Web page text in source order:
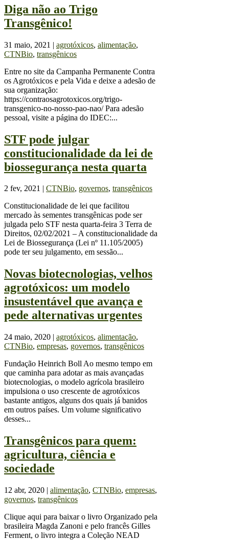
Diga não ao Trigo
Transgênico!
31 maio, 2021 | agrotóxicos, alimentação,
CTNBio, transgênicos
Entre no site da Campanha Permanente Contra
os Agrotóxicos e pela Vida e deixe a adesão de
sua organização:
https://contraosagrotoxicos.org/trigo-
transgenico-no-nosso-pao-nao/ Para adesão
pessoal, visite a página do IDEC:...
STF pode julgar
constitucionalidade da lei de
biossegurança nesta quarta
2 fev, 2021 | CTNBio, governos, transgênicos
Constitucionalidade de lei que facilitou
mercado às sementes transgênicas pode ser
julgada pelo STF nesta quarta-feira 3 Terra de
Direitos, 02/02/2021 – A constitucionalidade da
Lei de Biossegurança (Lei nº 11.105/2005)
pode ter seu julgamento, em sessão...
Novas biotecnologias, velhos
agrotóxicos: um modelo
insustentável que avança e
pede alternativas urgentes
24 maio, 2020 | agrotóxicos, alimentação,
CTNBio, empresas, governos, transgênicos
Fundação Heinrich Boll Ao mesmo tempo em
que caminha para adotar as mais avançadas
biotecnologias, o modelo agrícola brasileiro
impulsiona o uso crescente de agrotóxicos
bastante antigos, alguns dos quais já banidos
em outros países. Um volume significativo
desses...
Transgênicos para quem:
agricultura, ciência e
sociedade
12 abr, 2020 | alimentação, CTNBio, empresas,
governos, transgênicos
Clique aqui para baixar o livro Organizado pela
brasileira Magda Zanoni e pelo francês Gilles
Ferment, o livro integra a Coleção NEAD